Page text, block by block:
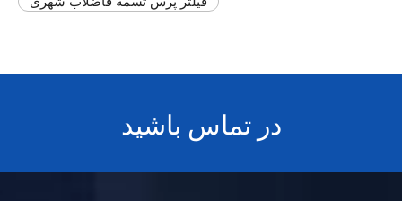
در تماس باشید